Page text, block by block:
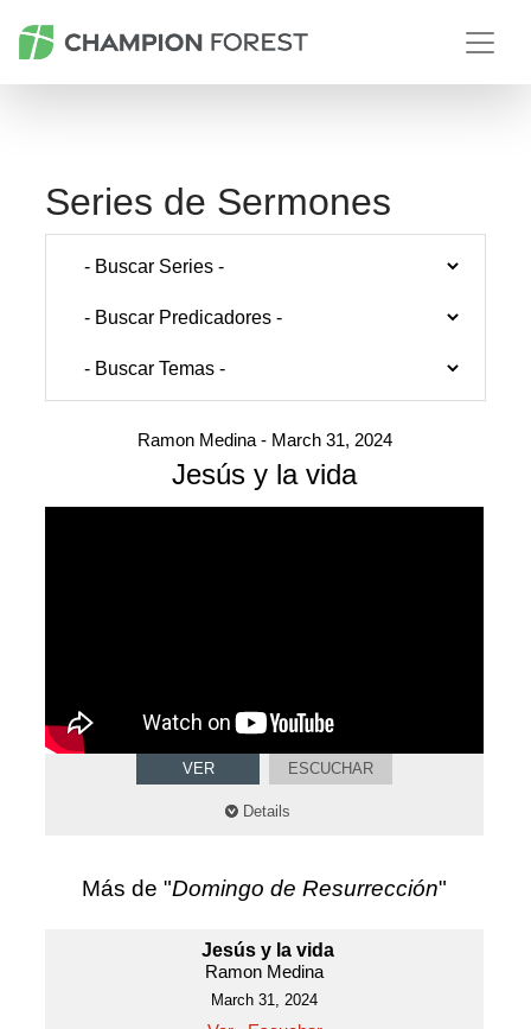
Series de Sermones
Ramon Medina - March 31, 2024
Jesús y la vida
VER ESCUCHAR
Details
Más de "Domingo de Resurrección"
Jesús y la vida
Ramon Medina
March 31, 2024